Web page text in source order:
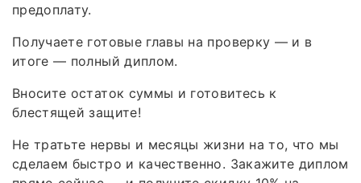
предоплату.
Получаете готовые главы на проверку — и в
итоге — полный диплом.
Вносите остаток суммы и готовитесь к
блестящей защите!
Не тратьте нервы и месяцы жизни на то, что мы
сделаем быстро и качественно. Закажите диплом